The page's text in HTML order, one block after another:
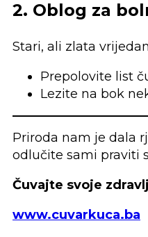
2. Oblog za
Stari, ali zlata
Prepolovite list
Lezite na bok
Priroda nam je dala
odlučite sami praviti
Čuvajte svoje
www.cuvarkuca.ba